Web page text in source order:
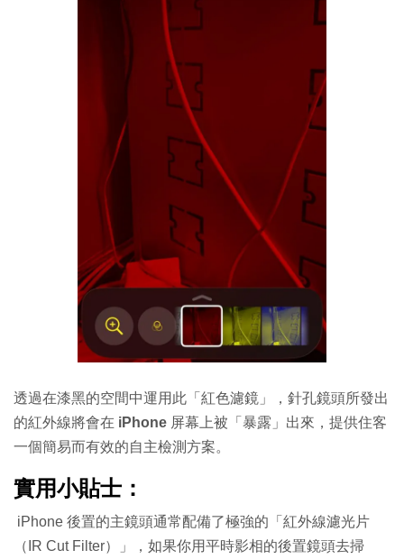
透過在漆黑的空間中運用此「紅色濾鏡」，針孔鏡頭所發出
的紅外線將會在 iPhone 屏幕上被「暴露」出來，提供住客
一個簡易而有效的自主檢測方案。
實用小貼士：
iPhone 後置的主鏡頭通常配備了極強的「紅外線濾光片
（IR Cut Filter）」，如果你用平時影相的後置鏡頭去掃